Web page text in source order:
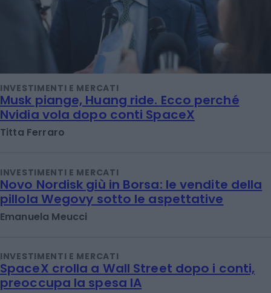
INVESTIMENTI E MERCATI
Musk piange, Huang ride. Ecco perché
Nvidia vola dopo conti SpaceX
Titta Ferraro
INVESTIMENTI E MERCATI
Novo Nordisk giù in Borsa: le vendite della
pillola Wegovy sotto le aspettative
Emanuela Meucci
INVESTIMENTI E MERCATI
SpaceX crolla a Wall Street dopo i conti,
preoccupa la spesa IA